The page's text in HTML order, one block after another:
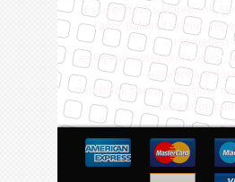
Eskişehir NTS Notebook
Tamir, Bakım, Onarım,
Hizmetleri
eskişehir notebook servisi,
notebook
notebook servis, eskişehir
notebook